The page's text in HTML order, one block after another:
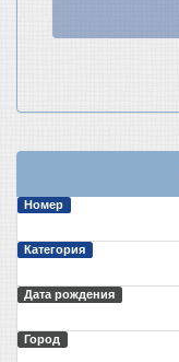
Номер
Категория
Дата рождения
Город